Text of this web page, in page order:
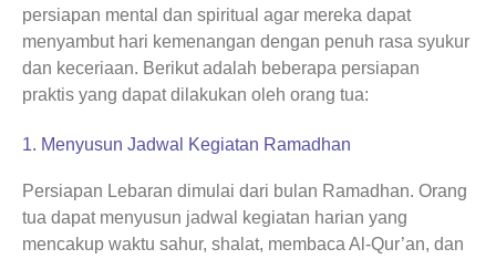
persiapan mental dan spiritual agar mereka dapat
menyambut hari kemenangan dengan penuh rasa syukur
dan keceriaan. Berikut adalah beberapa persiapan
praktis yang dapat dilakukan oleh orang tua:
1. Menyusun Jadwal Kegiatan Ramadhan
Persiapan Lebaran dimulai dari bulan Ramadhan. Orang
tua dapat menyusun jadwal kegiatan harian yang
mencakup waktu sahur, shalat, membaca Al-Qur’an, dan